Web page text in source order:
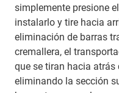
simplemente presione
instalarlo y tire hacia
eliminación de barras
cremallera, el
que se tiran hacia
eliminando la sección